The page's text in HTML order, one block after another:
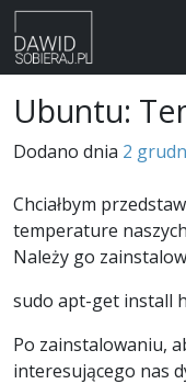
content
Ubuntu:
Dodano dnia 2
Chciałbym
temperature
Należy go
sudo apt-get install
Po zainstalowaniu,
interesującego nas